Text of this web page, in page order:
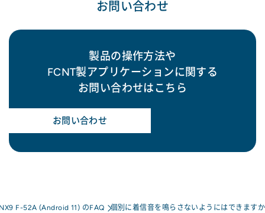
お問い合わせ
製品の操作方法や
FCNT製アプリケーションに関する
お問い合わせはこちら
お問い合わせ
F-52A (Android 11) のFAQ 個別に着信音を鳴らさないようにはできます